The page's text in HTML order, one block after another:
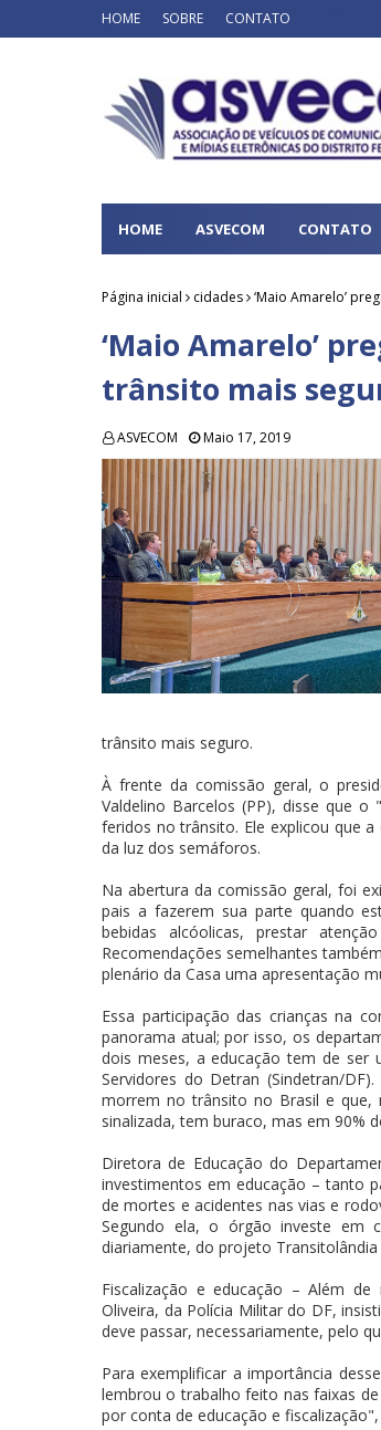
HOME SOBRE CONTATO
HOME ASVECOM CONTATO
Página inicial cidades ‘Maio Amarelo’
‘Maio Amarelo’
trânsito mais
ASVECOM Maio 17, 2019
trânsito mais seguro.
À frente da comissão geral, o
Valdelino Barcelos (PP), disse que
feridos no trânsito. Ele explicou que
da luz dos semáforos.
Na abertura da comissão geral, foi
pais a fazerem sua parte quando
bebidas alcóolicas, prestar
Recomendações semelhantes
plenário da Casa uma apresentação
Essa participação das crianças na
panorama atual; por isso, os
dois meses, a educação tem de ser
Servidores do Detran (Sindetran/
morrem no trânsito no Brasil e que,
sinalizada, tem buraco, mas em 90%
Diretora de Educação do
investimentos em educação – tanto
de mortes e acidentes nas vias e
Segundo ela, o órgão investe em
diariamente, do projeto
Fiscalização e educação – Além
Oliveira, da Polícia Militar do DF,
deve passar, necessariamente, pelo
Para exemplificar a importância
lembrou o trabalho feito nas faixas
por conta de educação e fiscalização",